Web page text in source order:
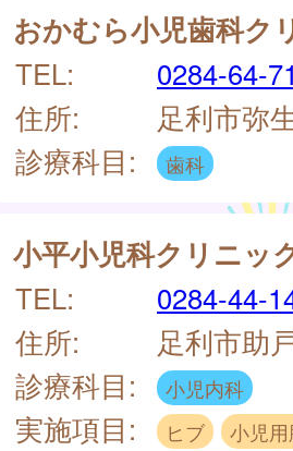
おかむら小児歯科ク
TEL:
0284-64-
住所:
足利市弥
診療科目:
歯科
小平小児科クリニッ
TEL:
0284-44-
住所:
足利市助
診療科目:
小児内科
実施項目: ヒブ 小児